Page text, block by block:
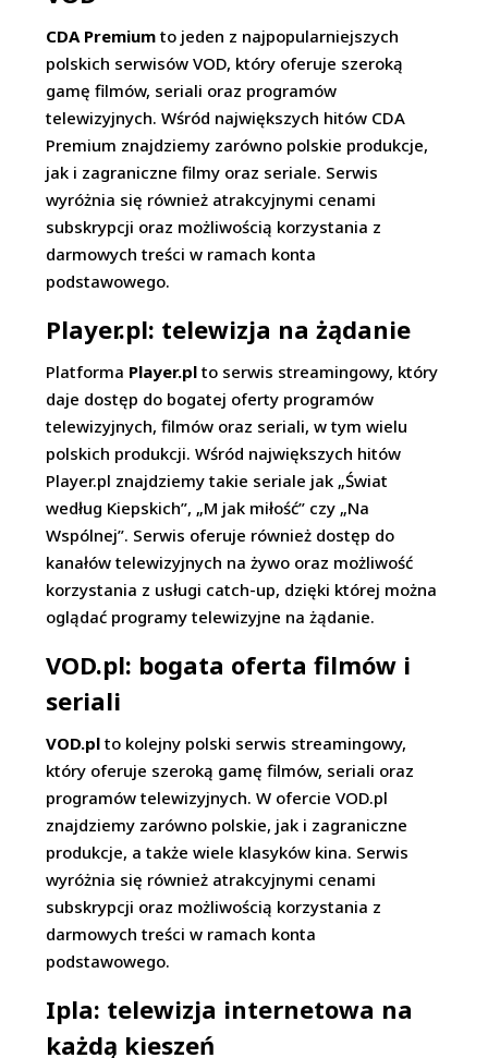
CDA Premium to jeden z najpopularniejszych
polskich serwisów VOD, który oferuje szeroką
gamę filmów, seriali oraz programów
telewizyjnych. Wśród największych hitów CDA
Premium znajdziemy zarówno polskie produkcje,
jak i zagraniczne filmy oraz seriale. Serwis
wyróżnia się również atrakcyjnymi cenami
subskrypcji oraz możliwością korzystania z
darmowych treści w ramach konta
podstawowego.
Player.pl: telewizja na żądanie
Platforma Player.pl to serwis streamingowy, który
daje dostęp do bogatej oferty programów
telewizyjnych, filmów oraz seriali, w tym wielu
polskich produkcji. Wśród największych hitów
Player.pl znajdziemy takie seriale jak „Świat
według Kiepskich”, „M jak miłość” czy „Na
Wspólnej”. Serwis oferuje również dostęp do
kanałów telewizyjnych na żywo oraz możliwość
korzystania z usługi catch-up, dzięki której można
oglądać programy telewizyjne na żądanie.
VOD.pl: bogata oferta filmów i
seriali
VOD.pl to kolejny polski serwis streamingowy,
który oferuje szeroką gamę filmów, seriali oraz
programów telewizyjnych. W ofercie VOD.pl
znajdziemy zarówno polskie, jak i zagraniczne
produkcje, a także wiele klasyków kina. Serwis
wyróżnia się również atrakcyjnymi cenami
subskrypcji oraz możliwością korzystania z
darmowych treści w ramach konta
podstawowego.
Ipla: telewizja internetowa na
każdą kieszeń